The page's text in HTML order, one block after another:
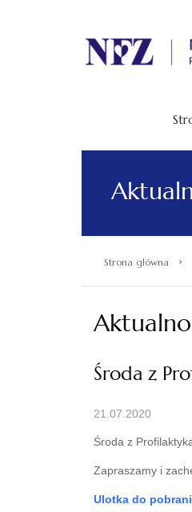
.
Strona główna ›
Środa z
21.07.2020
Środa z
Zapraszamy i
Ulotka do